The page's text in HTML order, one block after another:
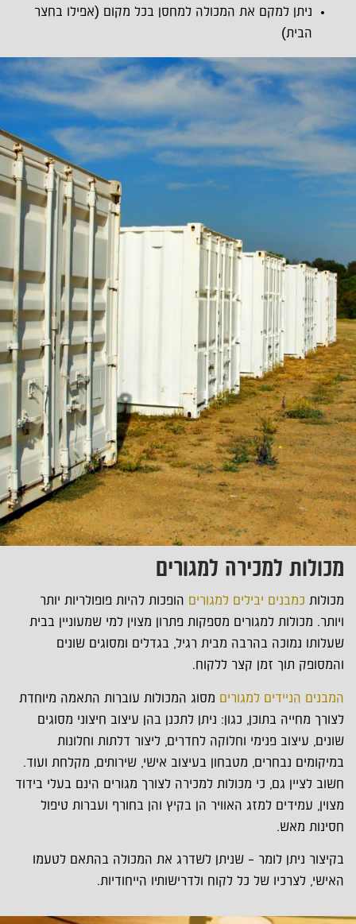
ניתן למקם את המכולה למחסן בכל מקום (אפילו בחצר
הבית)
מכולות למכירה למגורים
מכולות כמבנים יבילים למגורים הופכות להיות פופולריות יותר
ויותר. מכולות למגורים מספקות פתרון מצוין למי שמעוניין בבית
שעלותו נמוכה בהרבה מבית רגיל, בגדלים ומסוגים שונים
והמסופק תוך זמן קצר ללקוח.
המבנים הניידים למגורים מסוג המכולות עוברות התאמה מיוחדת
לצורך מחייה בתוכן, כגון: ניתן לתכנן בהן עיצוב חיצוני מסוגים
שונים, עיצוב פנימי וחלוקה לחדרים, ליצור דלתות וחלונות
במיקומים נבחרים, מטבחון בעיצוב אישי, שירותים, מקלחת ועוד.
חשוב לציין גם, כי מכולות למכירה לצורך מגורים הינם בעלי בידוד
מצוין, עמידים למזג האוויר הן בקיץ והן בחורף ועברות טיפול
חסינות מאש.
בקיצור ניתן לומר – שניתן לשדרג את המכולה בהתאם לטעמו
האישי, לצרכיו של כל לקוח ולדרישותיו הייחודיות.